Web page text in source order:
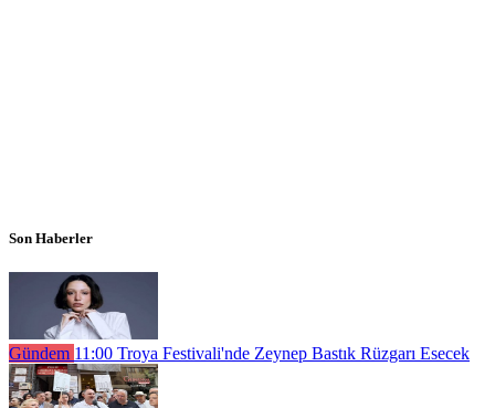
Son Haberler
Gündem 11:00 Troya Festivali'nde Zeynep Bastık Rüzgarı Esecek